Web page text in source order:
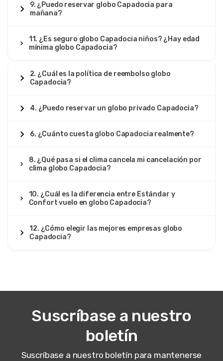
9. ¿Puedo reservar globo Capadocia para
mañana?
11. ¿Es seguro globo Capadocia niños? ¿Hay edad
mínima globo Capadocia?
2. ¿Cuál es la política de reembolso globo
Capadocia?
4. ¿Puedo reservar un globo privado Capadocia?
6. ¿Cuánto cuesta globo Capadocia realmente?
8. ¿Qué pasa si el clima cancela mi cancelación por
clima globo Capadocia?
10. ¿Cuál es la diferencia entre Estándar y
Confort vuelo en globo Capadocia?
12. ¿Cómo elegir las mejores empresas globo
Capadocia?
Suscríbase a nuestro
boletín
Suscríbase a nuestro boletín para mantenerse